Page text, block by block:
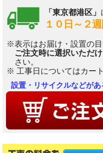
「東京都港区」
１０日～２
※表示はお届け・設置の目
ご注文時に選択いただ
さい。
※ 工事日についてはカー
設置・リサイクルなどが